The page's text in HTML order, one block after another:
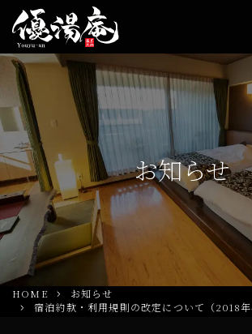
お知らせ
HOME
お知らせ
宿泊約款・利用規則の改定について（2018年